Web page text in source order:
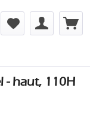
- haut, 110H